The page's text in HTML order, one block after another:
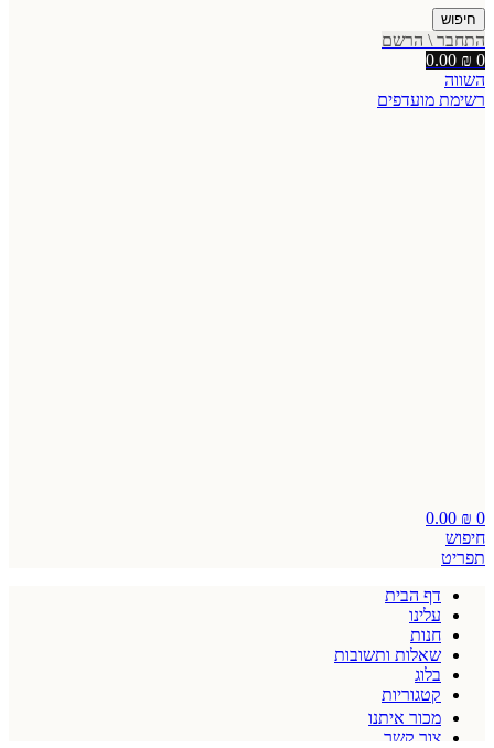
חיפוש
התחבר \ הרשם
0
0.00 ₪
השווה
רשימת מועדפים
0
0.00 ₪
חיפוש
תפריט
דף הבית
עלינו
חנות
שאלות ותשובות
בלוג
קטגוריות
מכור איתנו
צור קשר